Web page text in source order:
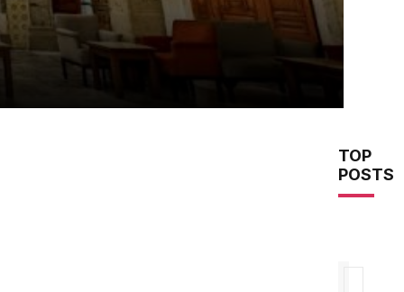
TOP
POSTS